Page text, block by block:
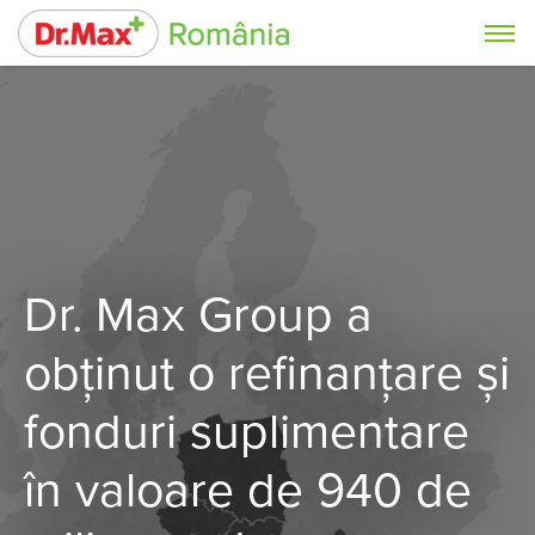
Dr. Max Group a
obținut o refinanțare și
fonduri suplimentare
în valoare de 940 de